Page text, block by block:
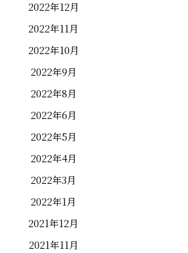
2022年12月
2022年11月
2022年10月
2022年9月
2022年8月
2022年6月
2022年5月
2022年4月
2022年3月
2022年1月
2021年12月
2021年11月